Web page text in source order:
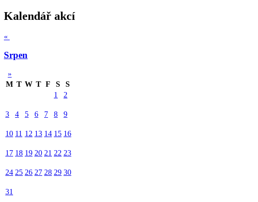
Kalendář akcí
«
Srpen
»
M T W T F S
S
1
2
3 4 5 6 7 8 9
10 11 12 13 14 15 16
17 18 19 20 21 22 23
24 25 26 27 28 29 30
31